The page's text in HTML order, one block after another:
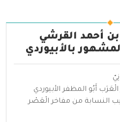
أحمد القرشي
بالأبيوردي
أَبُو المظفر الأبيوردي
النسابة من مفاخر الْعَصْر